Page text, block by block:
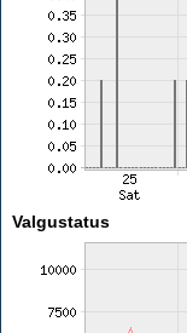
Valgustatus